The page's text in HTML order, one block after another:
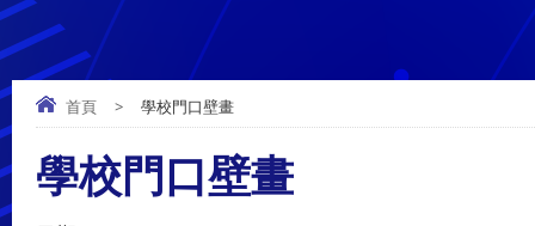
首頁 > 學校門口壁畫
學校門口壁畫